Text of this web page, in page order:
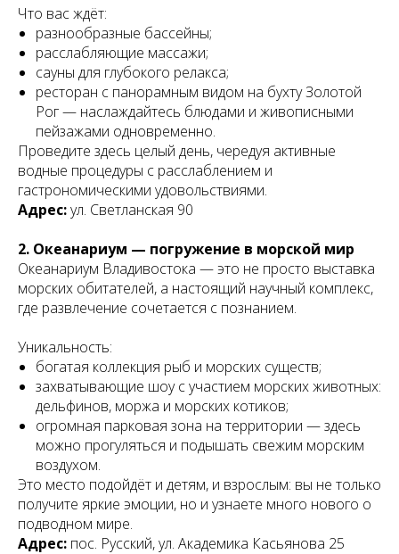
Что вас ждёт:
разнообразные бассейны;
расслабляющие массажи;
сауны для глубокого релакса;
ресторан с панорамным видом на бухту Золотой
Рог — наслаждайтесь блюдами и живописными
пейзажами одновременно.
Проведите здесь целый день, чередуя активные
водные процедуры с расслаблением и
гастрономическими удовольствиями.
Адрес:ул. Светланская 90
2. Океанариум — погружение в морской мир
Океанариум Владивостока — это не просто выставка
морских обитателей, а настоящий научный комплекс,
где развлечение сочетается с познанием.
Уникальность:
богатая коллекция рыб и морских существ;
захватывающие шоу с участием морских животных:
дельфинов, моржа и морских котиков;
огромная парковая зона на территории — здесь
можно прогуляться и подышать свежим морским
воздухом.
Это место подойдёт и детям, и взрослым: вы не только
получите яркие эмоции, но и узнаете много нового о
подводном мире.
Адрес: пос. Русский, ул. Академика Касьянова 25